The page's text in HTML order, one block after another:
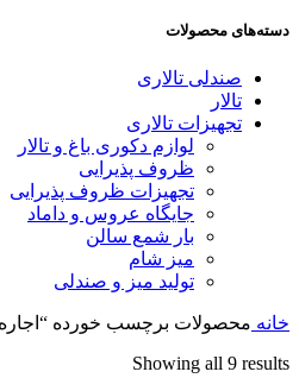
دسته‌های محصولات
صندلی تالاری
تالار
تجهیزات تالاری
لوازم دکوری باغ و تالار
ظروف پذیرایی
تجهیزات ظروف پذیرایی
جایگاه عروس و داماد
بار شمع سالن
میز شام
تولید میز و صندلی
خانه محصولات برچسب خورده
Showing all 9 results